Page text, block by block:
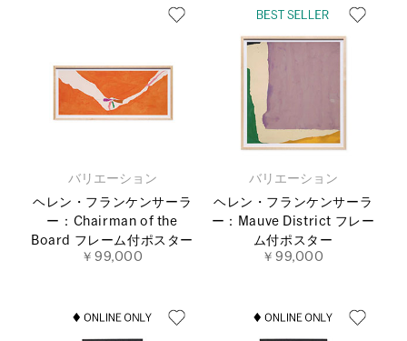
バリエーション
ヘレン・フランケンサーラ
ー：Chairman of the
Board フレーム付ポスター
￥99,000
バリエーション
ヘレン・フランケンサーラ
ー：Mauve District フレー
ム付ポスター
￥99,000